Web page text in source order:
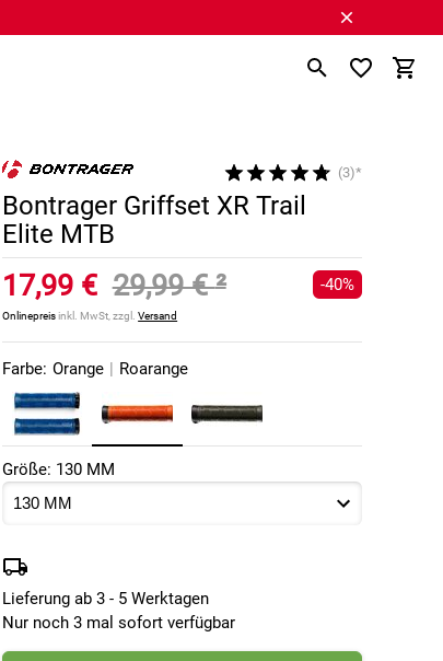
(3)*
Bontrager Griffset XR Trail
Elite MTB
17,99 € 29,99 €²
Onlinepreisinkl. MwSt, zzgl.Versand
-40%
Farbe: Orange | Roarange
Größe: 130 MM
Lieferung ab 3 - 5 Werktagen
Nur noch 3 mal sofort verfügbar